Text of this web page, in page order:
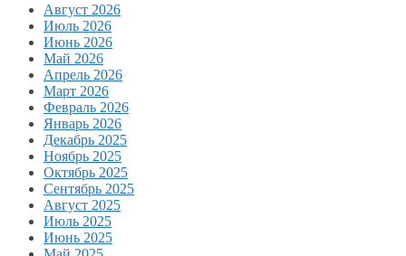
Август 2026
Июль 2026
Июнь 2026
Май 2026
Апрель 2026
Март 2026
Февраль 2026
Январь 2026
Декабрь 2025
Ноябрь 2025
Октябрь 2025
Сентябрь 2025
Август 2025
Июль 2025
Июнь 2025